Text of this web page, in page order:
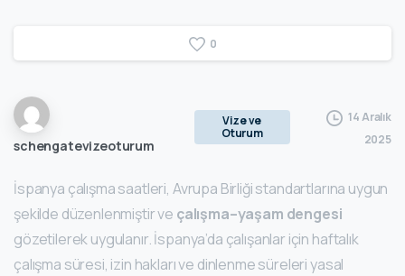
0
schengatevizeoturum
Vize ve
Oturum
14 Aralık
2025
İspanya çalışma saatleri, Avrupa Birliği standartlarına uygun
şekilde düzenlenmiştir ve çalışma–yaşam dengesi
gözetilerek uygulanır. İspanya’da çalışanlar için haftalık
çalışma süresi, izin hakları ve dinlenme süreleri yasal